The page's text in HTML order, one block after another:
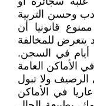
وحسن التربية
قانونيا أن
يتعرض للمخالفة
أيام في السجن.
الأماكن العامة
ولا تبول
في الأماكن